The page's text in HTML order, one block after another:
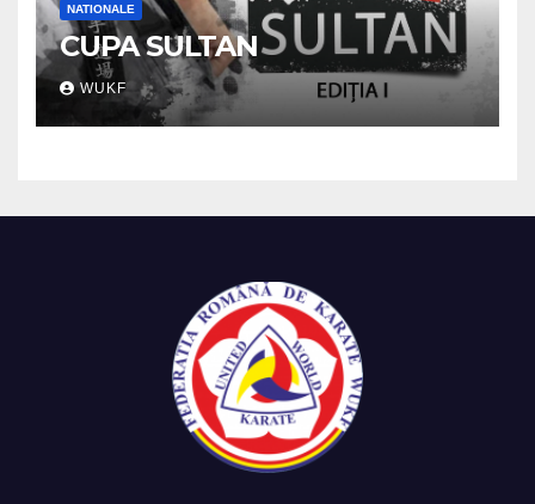
NATIONALE
CUPA SULTAN
WUKF